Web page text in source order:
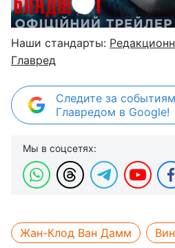
Наши стандарты:
Главред
Следите за
Главредом в Google!
Мы в соцсетях:
Жан-Клод Ван Дамм